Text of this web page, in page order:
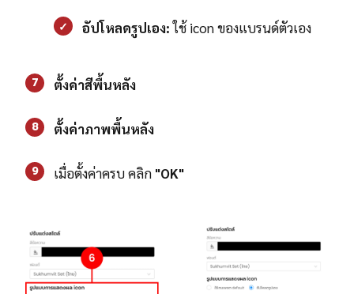
✓ อัปโหลดรูปเอง:ใช้ icon ของแบรนด์ตัวเอง
7 ตั้งค่าสีพื้นหลัง
8 ตั้งค่าภาพพื้นหลัง
9 เมื่อตั้งค่าครบ คลิก "OK"